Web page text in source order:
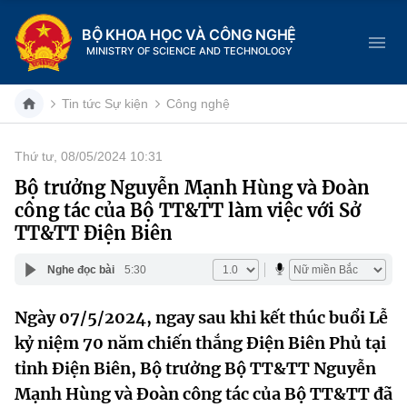
BỘ KHOA HỌC VÀ CÔNG NGHỆ
MINISTRY OF SCIENCE AND TECHNOLOGY
Danh mục
Trang chủ
Cơ cấu tổ chức
Lịch sử phát triển
Khoa học và Công nghệ
Đổi mới sáng tạo
Dịch vụ công
Hệ thống văn bản
Tin tức Sự kiện Công nghệ
Thứ tư, 08/05/2024 10:31
Bộ trưởng Nguyễn Mạnh Hùng và Đoàn
công tác của Bộ TT&TT làm việc với Sở
TT&TT Điện Biên
Nghe đọc bài 5:30
Ngày 07/5/2024, ngay sau khi kết thúc buổi Lễ
kỷ niệm 70 năm chiến thắng Điện Biên Phủ tại
tỉnh Điện Biên, Bộ trưởng Bộ TT&TT Nguyễn
Mạnh Hùng và Đoàn công tác của Bộ TT&TT đã